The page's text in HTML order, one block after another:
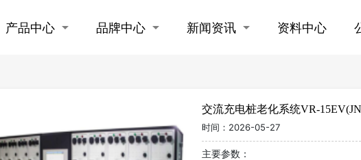
产品中心 品牌中心 新闻资讯 资料中心
交流充电桩老化系统VR-
时间： 2026-05-27
主要参数：